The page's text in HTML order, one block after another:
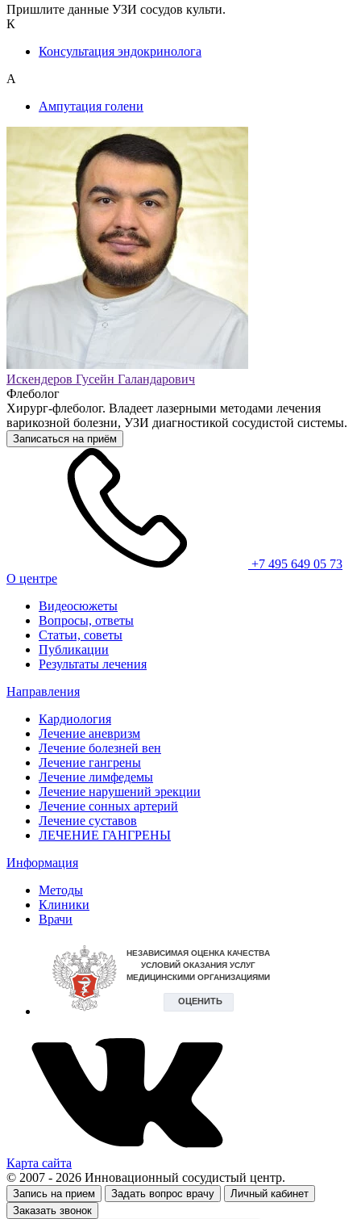
Пришлите данные УЗИ сосудов культи.
К
Консультация эндокринолога
А
Ампутация голени
Искендеров Гусейн Галандарович
Флеболог
Хирург-флеболог. Владеет лазерными методами лечения
варикозной болезни, УЗИ диагностикой сосудистой системы.
Записаться на приём
+7 495 649 05 73
О центре
Видеосюжеты
Вопросы, ответы
Статьи, советы
Публикации
Результаты лечения
Направления
Кардиология
Лечение аневризм
Лечение болезней вен
Лечение гангрены
Лечение лимфедемы
Лечение нарушений эрекции
Лечение сонных артерий
Лечение суставов
ЛЕЧЕНИЕ ГАНГРЕНЫ
Информация
Методы
Клиники
Врачи
Карта сайта
© 2007 - 2026 Инновационный сосудистый центр.
Запись на прием Задать вопрос врачу
Личный кабинет
Заказать звонок